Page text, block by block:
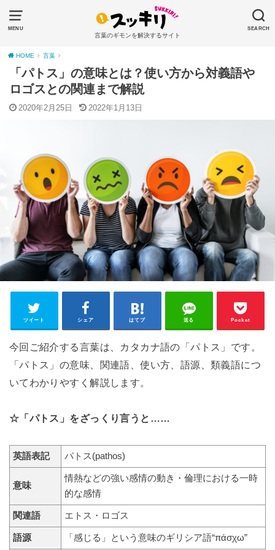
MENU SEARCH
言葉のギモンを解決するサイト
HOME 言葉
「パトス」の意味とは？使い方から対義語や
ロゴスとの関連まで解説
2020年2月25日 2022年1月13日
ツイート シェア はてブ 送る Pocket
今回ご紹介する言葉は、カタカナ語の「パトス」です。
「パトス」の意味、関連語、使い方、語源、類義語につ
いてわかりやすく解説します。
☆「パトス」をざっくり言うと……
英語表記 パトス(pathos)
意味
情熱などの強い感情の動き・倫理における一時
的な感情
関連語 エトス・ロゴス
語源 「感じる」という意味のギリシア語“πάσχω”